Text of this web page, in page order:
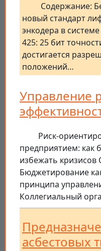
Содержание:
новый стандарт
энкодера в
425: 25 бит
достигается
положений…
Управление
Риск-
предприятием: как
избежать кризисов
Бюджетирование
принципа
Коллегиальный
асбестовых